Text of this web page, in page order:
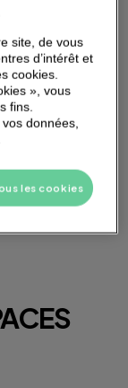
site, de vous
d’intérêt et
cookies.
», vous
fins.
données,
les cookies